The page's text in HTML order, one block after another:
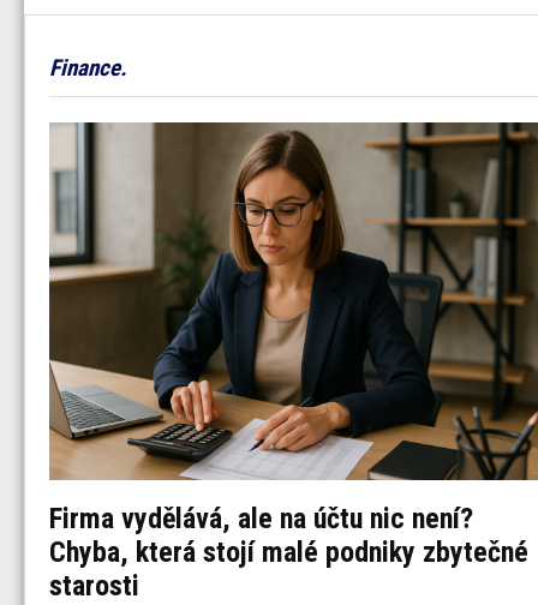
Finance.
Firma vydělává, ale na účtu nic není?
Chyba, která stojí malé podniky zbytečné
starosti